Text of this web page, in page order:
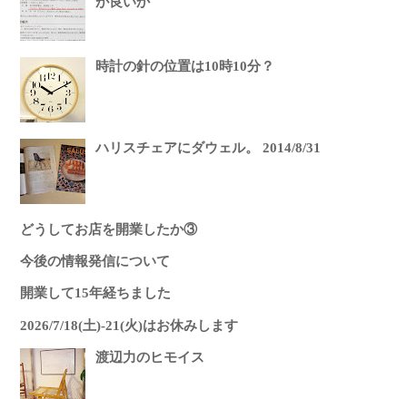
時計の針の位置は10時10分？
ハリスチェアにダウェル。 2014/8/31
どうしてお店を開業したか③
今後の情報発信について
開業して15年経ちました
2026/7/18(土)-21(火)はお休みします
渡辺力のヒモイス